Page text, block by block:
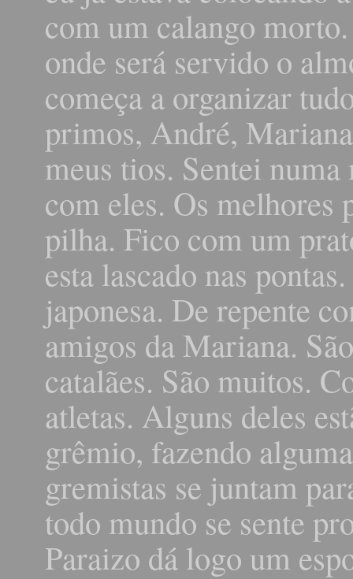
com um calango
onde será servido o
começa a organizar
primos, André,
meus tios. Sentei
com eles. Os melhores
pilha. Fico com um
esta lascado nas
japonesa. De repente
amigos da Mariana.
catalães. São muitos.
atletas. Alguns deles
grêmio, fazendo
gremistas se juntam
todo mundo se sente
Paraizo dá logo um